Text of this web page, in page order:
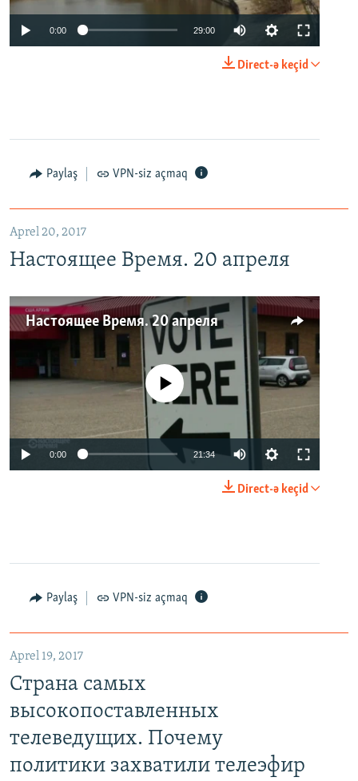
0:00 29:00
Direct-ə keçid
Paylaş VPN-siz açmaq
Aprel 20, 2017
Настоящее Время. 20 апреля
Настоящее Время. 20 апреля
No media source currently available
0:00 21:34
Direct-ə keçid
Paylaş VPN-siz açmaq
Aprel 19, 2017
Страна самых
высокопоставленных
телеведущих. Почему
политики захватили телеэфир